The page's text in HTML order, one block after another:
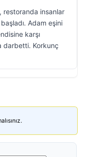
restoranda insanlar
Adam eşini
karşı
darbetti. Korkunç